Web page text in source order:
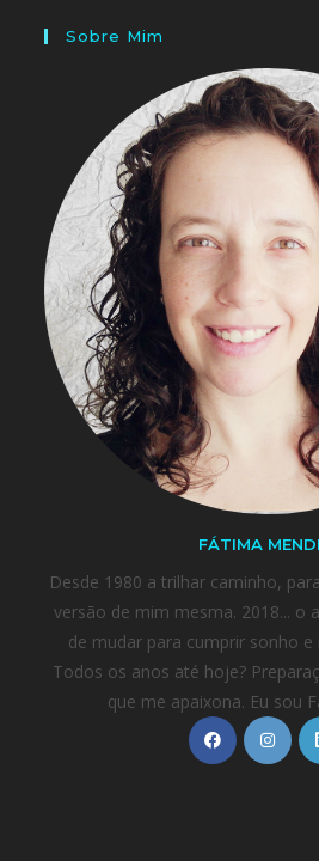
Sobre Mim
FÁTIMA
Desde 1980 a trilhar caminho,
versão de mim mesma. 2018... o
de mudar para cumprir sonho
Todos os anos até hoje?
que me apaixona. Eu sou